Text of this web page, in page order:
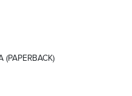
(PAPERBACK)